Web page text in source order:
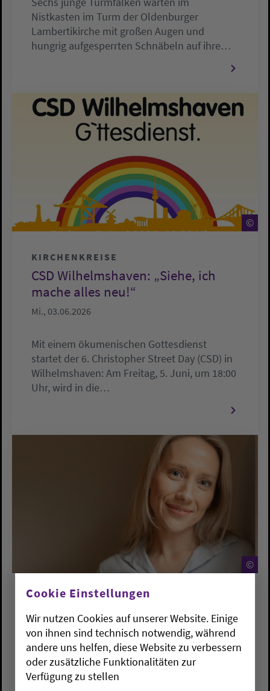
Nistkasten im Turm der Oldenburger
Lambertikirche mit großen Augen und
hungrig aufgesperrten Schnäbeln auf ihre…
©
©
KIRCHENKREISE
CSD Wilhelmshaven: „Siehe, ich
mache alles neu!“
Mi., 03.06.2026
Mit einem ökumenischen Gottesdienst
startet der 6. Christopher Street Day (CSD) in
Wilhelmshaven: Am Freitag, 5. Juni, um 18:00
Uhr, wird in die…
©
©
KIRCHENKREISE
Neues Gesicht der Telefonseelsorge
in Wilhelmshaven: Jessica Macke
Mi., 03.06.2026
Die Telefonseelsorge-Stelle Friesland-
Cookie Einstellungen
Wir nutzen Cookies auf unserer Website. Einige
von ihnen sind technisch notwendig, während
andere uns helfen, diese Website zu verbessern
oder zusätzliche Funktionalitäten zur
Verfügung zu stellen